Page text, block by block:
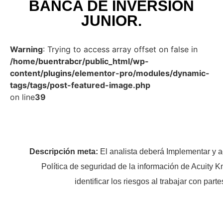
BANCA DE INVERSIÓN
JUNIOR.
Warning: Trying to access array offset on false in
/home/buentrabcr/public_html/wp-
content/plugins/elementor-pro/modules/dynamic-
tags/tags/post-featured-image.php
on line39
Descripción meta: El analista deberá Implementar y
Política de seguridad de la información de Acuity
identificar los riesgos al trabajar con